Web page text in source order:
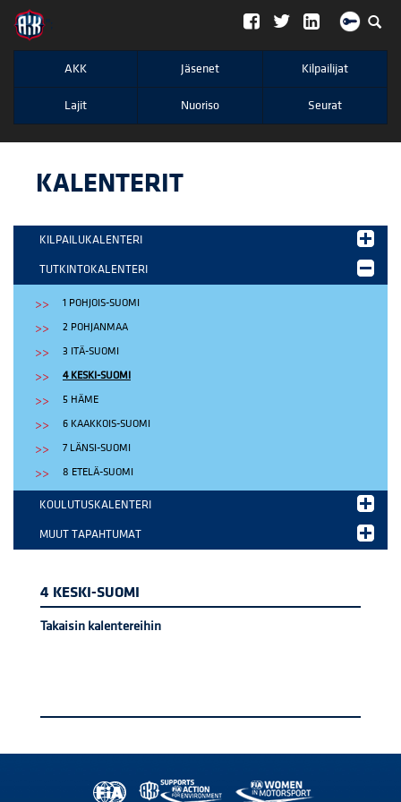
";
AKK Jäsenet Kilpailijat
Lajit Nuoriso Seurat
KALENTERIT
KILPAILUKALENTERI
TUTKINTOKALENTERI
1 POHJOIS-SUOMI
2 POHJANMAA
3 ITÄ-SUOMI
4 KESKI-SUOMI
5 HÄME
6 KAAKKOIS-SUOMI
7 LÄNSI-SUOMI
8 ETELÄ-SUOMI
KOULUTUSKALENTERI
MUUT TAPAHTUMAT
4 KESKI-SUOMI
Takaisin kalentereihin